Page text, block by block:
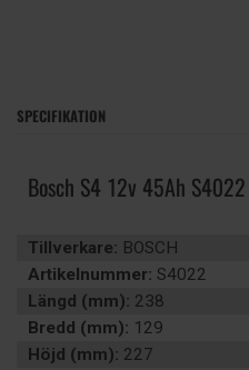
SPECIFIKATION
Bosch S4 12v 45Ah S4022
Tillverkare: BOSCH
Artikelnummer: S4022
Längd (mm): 238
Bredd (mm): 129
Höjd (mm): 227